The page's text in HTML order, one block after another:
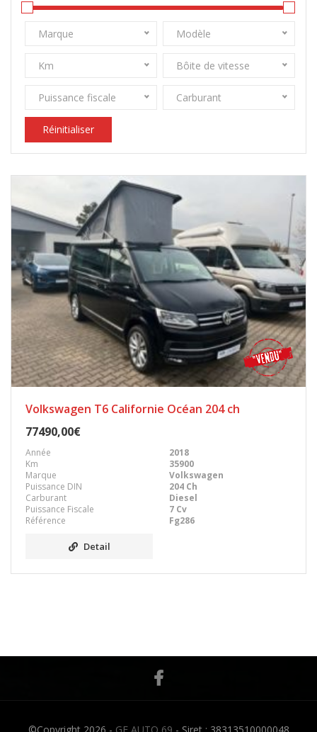
Marque Modèle
Km Bôite de vitesse
Puissance fiscale Carburant
Réinitialiser
Volkswagen T6 Californie Océan 204 ch
77490,00€
Année
2018
Km
35900
Marque
Volkswagen
Puissance DIN
204 Ch
Carburant
Diesel
Puissance Fiscale
7 Cv
Référence
Fg286
Detail